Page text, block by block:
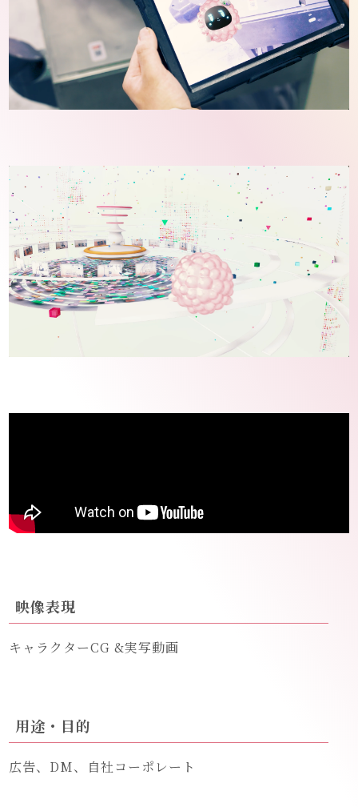
映像表現
キャラクターCG &実写動画
用途・目的
広告、DM、自社コーポレート